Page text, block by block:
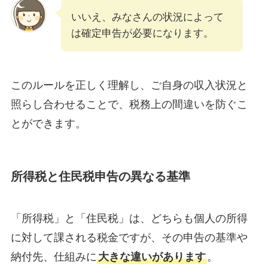
いいえ、みなさんの状況によって
は確定申告が必要になります。
このルールを正しく理解し、ご自身の収入状況と
照らし合わせることで、税務上の間違いを防ぐこ
とができます。
所得税と住民税申告の異なる基準
「所得税」と「住民税」は、どちらも個人の所得
に対して課される税金ですが、その申告の基準や
納付先、仕組みに大きな違いがあります。